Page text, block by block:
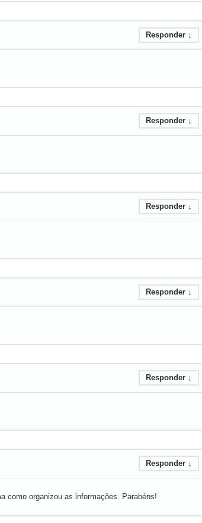
Responder ↓
Responder ↓
Responder ↓
Responder ↓
Responder ↓
Responder ↓
como organizou as informações. Parabéns!